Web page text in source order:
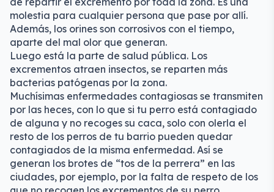
molestia para cualquier persona que pase por allí.
Además, los orines son corrosivos con el tiempo,
aparte del mal olor que generan.
Luego está la parte de salud pública. Los
excrementos atraen insectos, se reparten más
bacterias patógenas por la zona.
Muchísimas enfermedades contagiosas se transmiten
por las heces, con lo que si tu perro está contagiado
de alguna y no recoges su caca, solo con olerla el
resto de los perros de tu barrio pueden quedar
contagiados de la misma enfermedad. Así se
generan los brotes de “tos de la perrera” en las
ciudades, por ejemplo, por la falta de respeto de los